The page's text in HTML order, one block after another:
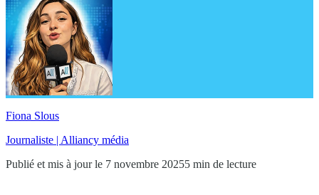
Fiona Slous
Journaliste | Alliancy média
Publié et mis à jour le 7 novembre 20255 min de lecture